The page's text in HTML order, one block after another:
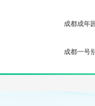
成都成年
成都一号